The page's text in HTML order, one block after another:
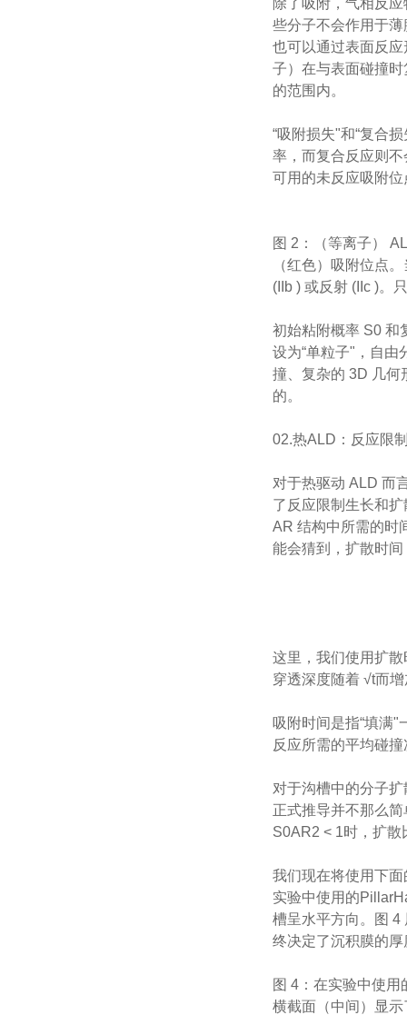
除了吸附，气相反
些分子不会作用于
也可以通过表面反
子）在与表面碰撞
的范围内。
“吸附损失"和“复合
率，而复合反应则
可用的未反应吸附
图 2：（等离子）
（红色）吸附位点
(IIb ) 或反射 (IIc )。
初始粘附概率 S0 和
设为“单粒子"，自
撞、复杂的 3D 几何
的。
02.热ALD：反应限
对于热驱动 ALD 而
了反应限制生长和
AR 结构中所需的时
能会猜到，扩散时
这里，我们使用扩
穿透深度随着 √t而
吸附时间是指“填满
反应所需的平均碰
对于沟槽中的分子
正式推导并不那么
S0AR2 < 1时，扩
我们现在将使用下
实验中使用的
槽呈水平方向。图
终决定了沉积膜的
图 4：在实验中使
横截面（中间）显